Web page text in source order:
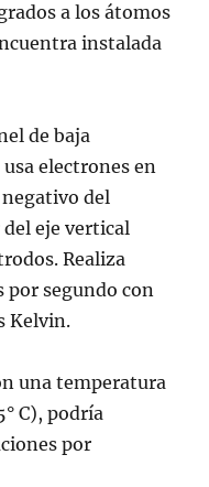
a los átomos
instalada
de baja
electrones en
negativo del
eje vertical
Realiza
por segundo con
Kelvin.
una temperatura
C), podría
por